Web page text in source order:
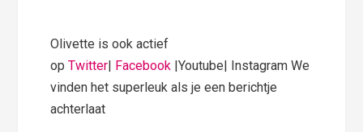
Olivette is ook actief
opTwitter Facebook |Youtube| Instagram We
vinden het superleuk als je een berichtje
achterlaat